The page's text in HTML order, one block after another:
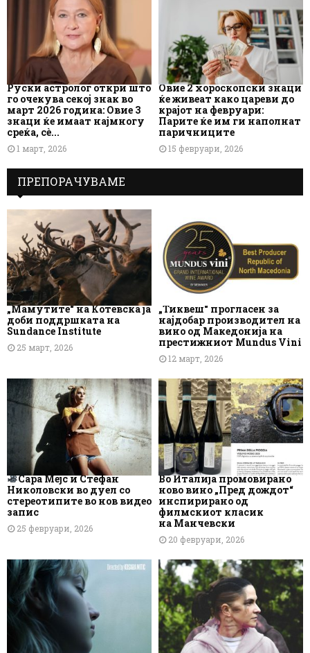
Руски астролог откри што
го очекува секој знак во
март 2026 година: Овие 3
знаци ќе имаат најмногу
среќа, сè...
1 март, 2026
Овие 2 хороскопски знаци
ќе живеат како цареви до
крајот на февруари:
Парите ќе им ги наполнат
паричниците
15 февруари, 2026
ПРЕПОРАЧУВАМЕ
„Мамутите“ на Котевска ја
доби поддршката на
Sundance Institute
25 март, 2026
„Тиквеш“ прогласен за
најдобар производител на
вино од Македонија на
престижниот Mundus Vini
12 март, 2026
Сара Мејс и Стефан
Николовски во дуел со
стереотипите во нов видео
запис
25 февруари, 2026
Во Италија промовирано
ново вино „Пред дождот“
инспирирано од
филмскиот класик
на Манчевски
20 февруари, 2026